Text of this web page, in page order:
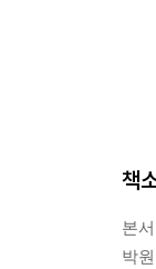
책
본
박